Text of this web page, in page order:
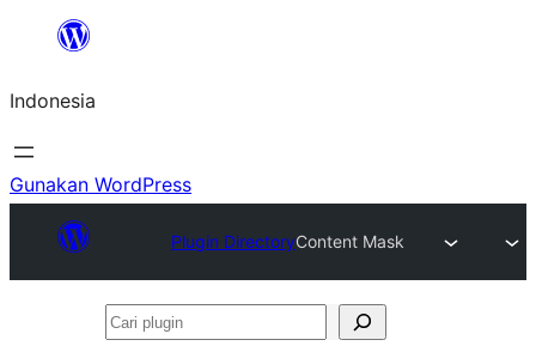
Lewati
konten
Indonesia
Gunakan WordPress
Plugin DirectoryContent Mask
Cari